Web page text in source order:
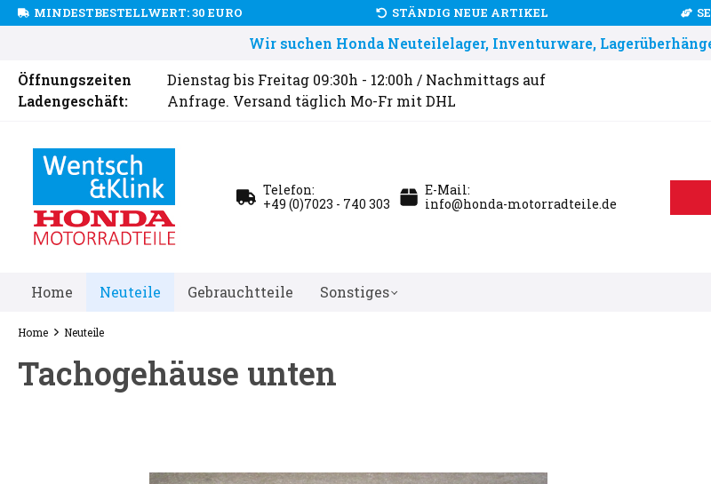
MINDESTBESTELLWERT: 30 EURO STÄNDIG NEUE ARTIKEL
Wir suchen Honda Neuteilelager, Inventurware,
Öffnungszeiten
Ladengeschäft:
Dienstag bis Freitag 09:30h - 12:00h / Nachmittags auf
Anfrage. Versand täglich Mo-Fr mit DHL
Telefon:
+49 (0)7023 - 740 303
E-Mail:
info@honda-motorradteile.de
Home Neuteile Gebrauchtteile Sonstiges
Home Neuteile
Tachogehäuse unten